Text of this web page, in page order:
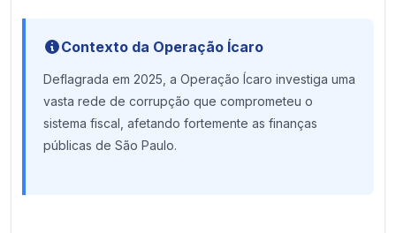
Contexto da Operação Ícaro
Deflagrada em 2025, a Operação Ícaro investiga uma
vasta rede de corrupção que comprometeu o
sistema fiscal, afetando fortemente as finanças
públicas de São Paulo.